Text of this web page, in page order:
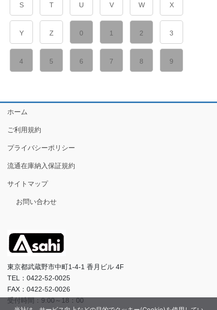
S T U V W X
Y Z 0 1 2 3
4 5 6 7 8 9
ホーム
ご利用規約
プライバシーポリシー
流通在庫納入保証規約
サイトマップ
お問い合わせ
東京都武蔵野市中町1-4-1 香月ビル 4F
TEL：0422-52-0025
FAX：0422-52-0026
受付時間：9:00～18：00